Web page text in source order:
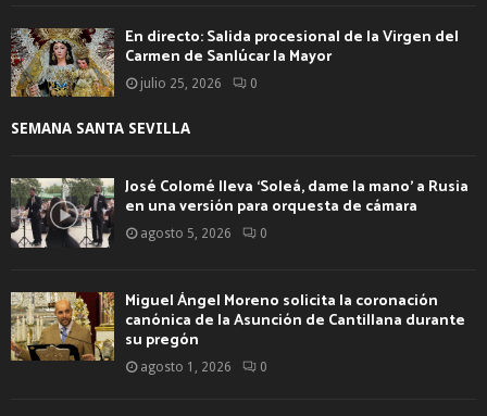
En directo: Salida procesional de la Virgen del
Carmen de Sanlúcar la Mayor
julio 25, 2026 0
SEMANA SANTA SEVILLA
José Colomé lleva ‘Soleá, dame la mano’ a Rusia
en una versión para orquesta de cámara
agosto 5, 2026 0
Miguel Ángel Moreno solicita la coronación
canónica de la Asunción de Cantillana durante
su pregón
agosto 1, 2026 0